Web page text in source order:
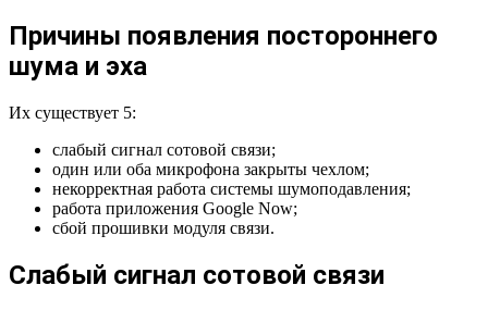
Причины появления постороннего
шума и эха
Их существует 5:
слабый сигнал сотовой связи;
один или оба микрофона закрыты чехлом;
некорректная работа системы шумоподавления;
работа приложения Google Now;
сбой прошивки модуля связи.
Слабый сигнал сотовой связи